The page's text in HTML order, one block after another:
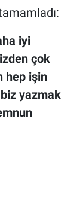
iyi
çok
hep işin
yazmak